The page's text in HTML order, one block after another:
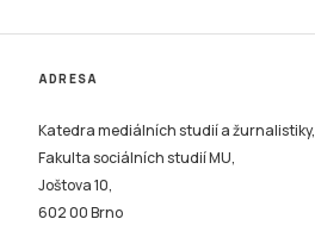
ADRESA
Katedra mediálních studií a žurnalistiky,
Fakulta sociálních studií MU,
Joštova 10,
602 00 Brno